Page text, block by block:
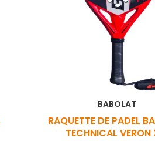
BABOLAT
RAQUETTE DE PADEL
TECHNICAL VERON